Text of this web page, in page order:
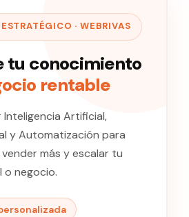
· WEBRIVAS
tu conocimiento
rentable
Artificial,
y Automatización para
más y escalar tu
o negocio.